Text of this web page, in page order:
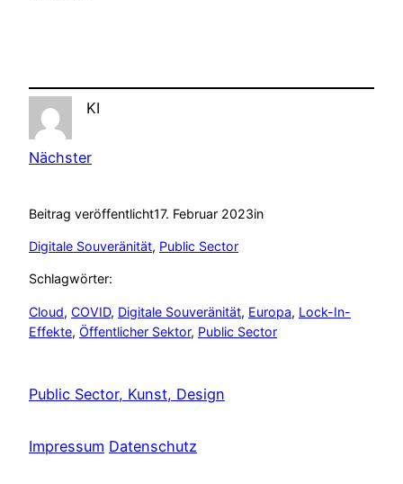
KI
Nächster
Beitrag veröffentlicht17. Februar 2023in
Digitale Souveränität, Public Sector
Schlagwörter:
Cloud, COVID, Digitale Souveränität, Europa, Lock-In-
Effekte, Öffentlicher Sektor, Public Sector
Public Sector, Kunst, Design
Impressum Datenschutz